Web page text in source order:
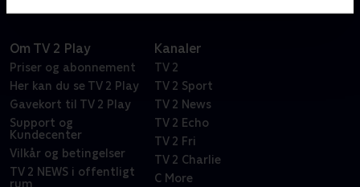
Om TV 2 Play
Priser og abonnement
Her kan du se TV 2 Play
Gavekort til TV 2 Play
Support og
Kundecenter
Vilkår og betingelser
TV 2 NEWS i offentligt
rum
Kanaler
TV 2
TV 2 Sport
TV 2 News
TV 2 Echo
TV 2 Fri
TV 2 Charlie
C More